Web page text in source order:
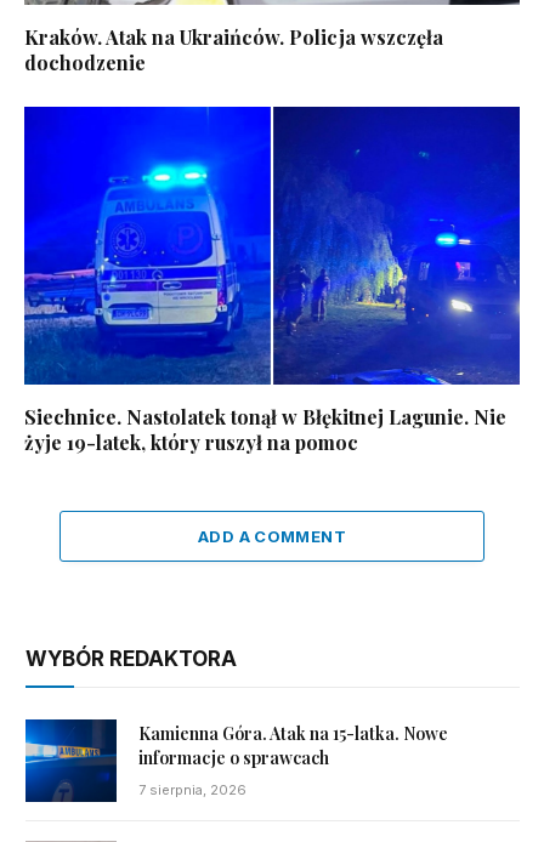
Kraków. Atak na Ukraińców. Policja wszczęła
dochodzenie
Siechnice. Nastolatek tonął w Błękitnej Lagunie. Nie
żyje 19-latek, który ruszył na pomoc
ADD A COMMENT
WYBÓR REDAKTORA
Kamienna Góra. Atak na 15-latka. Nowe
informacje o sprawcach
7 sierpnia, 2026